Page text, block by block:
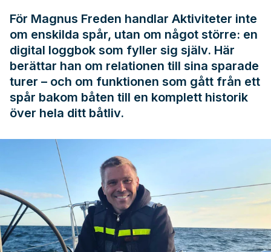
För Magnus Freden handlar Aktiviteter inte
om enskilda spår, utan om något större: en
digital loggbok som fyller sig själv. Här
berättar han om relationen till sina sparade
turer – och om funktionen som gått från ett
spår bakom båten till en komplett historik
över hela ditt båtliv.